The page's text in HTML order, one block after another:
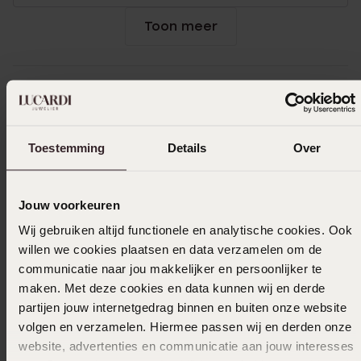
Toestemming Details Over
Jouw voorkeuren
Wij gebruiken altijd functionele en analytische cookies. Ook
willen we cookies plaatsen en data verzamelen om de
communicatie naar jou makkelijker en persoonlijker te
maken. Met deze cookies en data kunnen wij en derde
partijen jouw internetgedrag binnen en buiten onze website
volgen en verzamelen. Hiermee passen wij en derden onze
website, advertenties en communicatie aan jouw interesses
Toon meer
Ook leuk voor jou